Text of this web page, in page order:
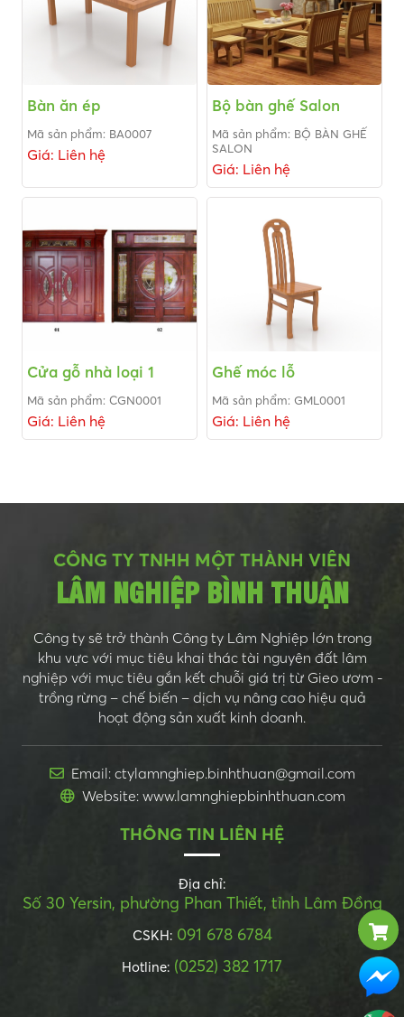
Bàn ăn ép
Mã sản phẩm: BA0007
Giá: Liên hệ
Bộ bàn ghế Salon
Mã sản phẩm: BỘ BÀN GHẾ
SALON
Giá: Liên hệ
Cửa gỗ nhà loại 1
Mã sản phẩm: CGN0001
Giá: Liên hệ
Ghế móc lỗ
Mã sản phẩm: GML0001
Giá: Liên hệ
CÔNG TY TNHH MỘT THÀNH VIÊN
LÂM NGHIỆP BÌNH THUẬN
Công ty sẽ trở thành Công ty Lâm Nghiệp lớn trong
khu vực với mục tiêu khai thác tài nguyên đất lâm
nghiệp với mục tiêu gắn kết chuỗi giá trị từ Gieo ươm -
trồng rừng – chế biến – dịch vụ nâng cao hiệu quả
hoạt động sản xuất kinh doanh.
Email: ctylamnghiep.binhthuan@gmail.com
Website: www.lamnghiepbinhthuan.com
THÔNG TIN LIÊN HỆ
Địa chỉ:
Số 30 Yersin, phường Phan Thiết, tỉnh Lâm Đồng
CSKH: 091 678 6784
Hotline: (0252) 382 1717